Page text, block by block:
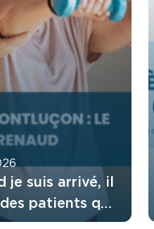
je suis arrivé, il
patients qui
depuis six